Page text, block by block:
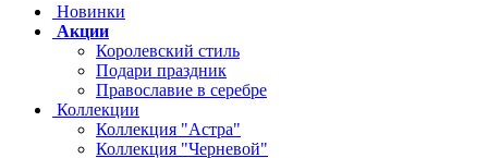
Новинки
Акции
Королевский стиль
Подари праздник
Православие в серебре
Коллекции
Коллекция "Астра"
Коллекция "Черневой"